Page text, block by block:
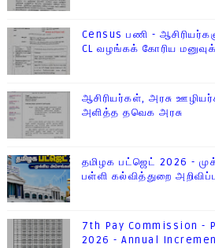
Census பணி -
CL வழங்கக் கோரிய
ஆசிரியர்கள், அரசு
அளித்த தவெக அரசு
தமிழக பட்ஜெட் 2026 -
பள்ளி கல்வித்துறை
7th Pay Commission -
2026 - Annual